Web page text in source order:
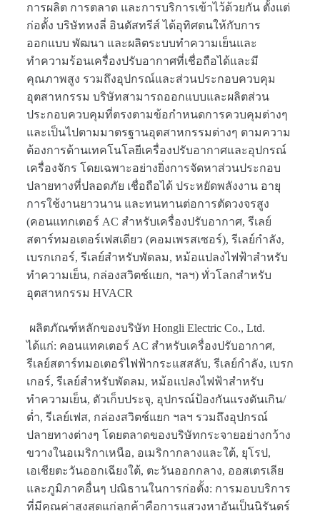
การผลิต การตลาด และการบริการเข้าไว้ด้วยกัน ตั้งแต่
ก่อตั้ง บริษัทหงลี่ อินดัสทรีส์ ได้อุทิศตนให้กับการ
ออกแบบ พัฒนา และผลิตระบบทำความเย็นและ
ทำความร้อนเครื่องปรับอากาศที่เชื่อถือได้และมี
คุณภาพสูง รวมถึงอุปกรณ์และส่วนประกอบควบคุม
อุตสาหกรรม บริษัทสามารถออกแบบและผลิตส่วน
ประกอบควบคุมที่ตรงตามข้อกำหนดการควบคุมต่างๆ
และเป็นไปตามมาตรฐานอุตสาหกรรมต่างๆ ตามความ
ต้องการด้านเทคโนโลยีเครื่องปรับอากาศและอุปกรณ์
เครื่องจักร โดยเฉพาะอย่างยิ่งการจัดหาส่วนประกอบ
ปลายทางที่ปลอดภัย เชื่อถือได้ ประหยัดพลังงาน อายุ
การใช้งานยาวนาน และทนทานต่อการตัดวงจรสูง
(คอนแทกเตอร์ AC สำหรับเครื่องปรับอากาศ, รีเลย์
สตาร์ทมอเตอร์เฟสเดียว (คอมเพรสเซอร์), รีเลย์กำลัง,
เบรกเกอร์, รีเลย์สำหรับพัดลม, หม้อแปลงไฟฟ้าสำหรับ
ทำความเย็น, กล่องสวิตช์แยก, ฯลฯ) ทั่วโลกสำหรับ
อุตสาหกรรม HVACR
ผลิตภัณฑ์หลักของบริษัท Hongli Electric Co., Ltd.
ได้แก่: คอนแทคเตอร์ AC สำหรับเครื่องปรับอากาศ,
รีเลย์สตาร์ทมอเตอร์ไฟฟ้ากระแสสลับ, รีเลย์กำลัง, เบรก
เกอร์, รีเลย์สำหรับพัดลม, หม้อแปลงไฟฟ้าสำหรับ
ทำความเย็น, ตัวเก็บประจุ, อุปกรณ์ป้องกันแรงดันเกิน/
ต่ำ, รีเลย์เฟส, กล่องสวิตช์แยก ฯลฯ รวมถึงอุปกรณ์
ปลายทางต่างๆ โดยตลาดของบริษัทกระจายอย่างกว้าง
ขวางในอเมริกาเหนือ, อเมริกากลางและใต้, ยุโรป,
เอเชียตะวันออกเฉียงใต้, ตะวันออกกลาง, ออสเตรเลีย
และภูมิภาคอื่นๆ ปณิธานในการก่อตั้ง: การมอบบริการ
ที่มีคุณค่าสูงสุดแก่ลูกค้าคือการแสวงหาอันเป็นนิรันดร์